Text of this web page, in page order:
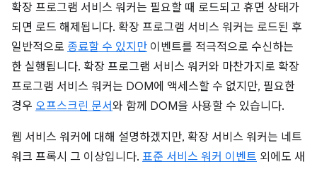
확장 프로그램 서비스 워커는 필요할 때 로드되고 휴면 상태가
되면 로드 해제됩니다. 확장 프로그램 서비스 워커는 로드된 후
일반적으로 종료할 수 있지만 이벤트를 적극적으로 수신하는
한 실행됩니다. 확장 프로그램 서비스 워커와 마찬가지로 확장
프로그램 서비스 워커는 DOM에 액세스할 수 없지만, 필요한
경우 오프스크린 문서와 함께 DOM을 사용할 수 있습니다.
웹 서비스 워커에 대해 설명하겠지만, 확장 서비스 워커는 네트
워크 프록시 그 이상입니다. 표준 서비스 워커 이벤트 외에도 새